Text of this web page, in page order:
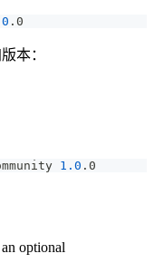
.0
本：
1.0 .0
optional